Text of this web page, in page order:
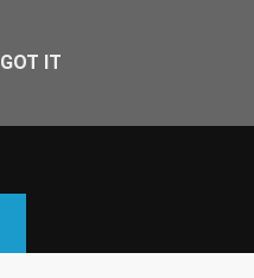
GOT IT